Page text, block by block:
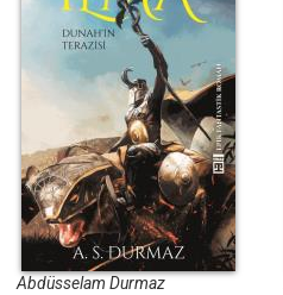
İlma III - Dunahın
Terazisi
Abdüsselam Durmaz